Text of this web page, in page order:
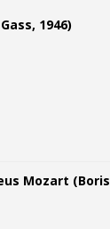
1946)
Mozart (Boris